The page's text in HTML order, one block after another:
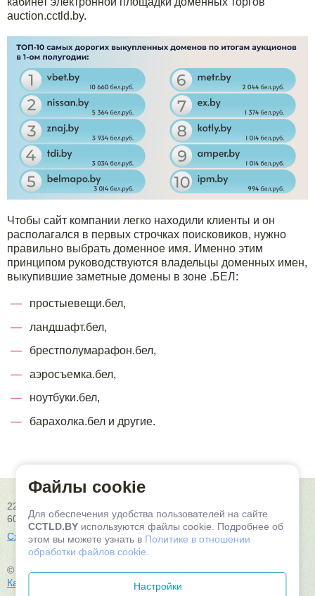
auction.cctld.by.
Чтобы сайт компании легко находили клиенты и он
располагался в первых строчках поисковиков, нужно
правильно выбрать доменное имя. Именно этим
принципом руководствуются владельцы доменных имен,
выкупившие заметные домены в зоне .БЕЛ:
простыевещи.бел,
ландшафт.бел,
брестполумарафон.бел,
аэросъемка.бел,
ноутбуки.бел,
барахолка.бел и другие.
220004, Республика Беларусь, г.Минск, ул. К. Цеткин, 24, пом.
602
Схема проезда
© 2026, ООО «Белорусские облачные технологии»
Карта сайта
Файлы cookie
Для обеспечения удобства пользователей на сайте
CCTLD.BY используются файлы cookie. Подробнее об
этом вы можете узнать в Политике в отношении
обработки файлов cookie.
Настройки